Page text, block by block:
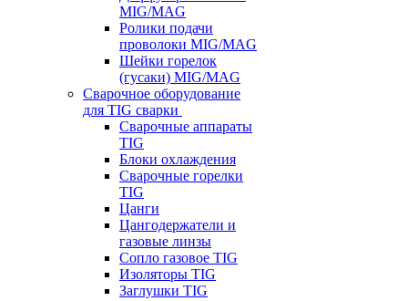
MIG/MAG
Ролики подачи
проволоки MIG/MAG
Шейки горелок
(гусаки) MIG/MAG
Сварочное оборудование
для TIG сварки
Сварочные аппараты
TIG
Блоки охлаждения
Сварочные горелки
TIG
Цанги
Цангодержатели и
газовые линзы
Сопло газовое TIG
Изоляторы TIG
Заглушки TIG